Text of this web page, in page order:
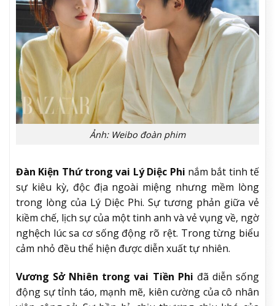
Ảnh: Weibo đoàn phim
Đàn Kiện Thứ trong vai Lý Diệc Phi nắm bắt tinh tế
sự kiêu kỳ, độc địa ngoài miệng nhưng mềm lòng
trong lòng của Lý Diệc Phi. Sự tương phản giữa vẻ
kiềm chế, lịch sự của một tinh anh và vẻ vụng về, ngờ
nghệch lúc sa cơ sống động rõ rệt. Trong từng biểu
cảm nhỏ đều thể hiện được diễn xuất tự nhiên.
Vương Sở Nhiên trong vai Tiền Phi đã diễn sống
động sự tỉnh táo, mạnh mẽ, kiên cường của cô nhân